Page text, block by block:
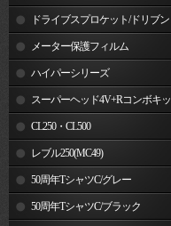
ドライブスプロケット/ドリブン
スプロケット
メーター保護フィルム
ハイパーシリーズ
スーパーヘッド4V+Rコンボキッ
ト CL250・CL500
レブル250(MC49)
50周年TシャツC/グレー
50周年TシャツC/ブラック